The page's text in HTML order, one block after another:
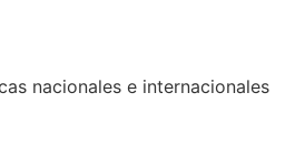
nacionales e internacionales